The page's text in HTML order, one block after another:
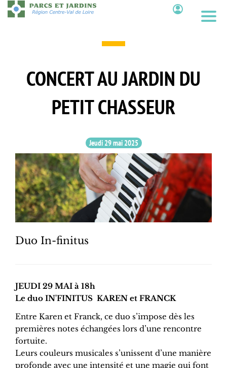
Aller
au
CONCERT AU JARDIN DU
PETIT CHASSEUR
Jeudi 29 mai 2025
Duo In-finitus
JEUDI 29 MAI à 18h
Le duo IN'FINITUS KAREN et FRANCK
Entre Karen et Franck, ce duo s’impose dès les
premières notes échangées lors d’une rencontre
fortuite.
Leurs couleurs musicales s’unissent d’une manière
profonde avec une intensité et une magie qui font